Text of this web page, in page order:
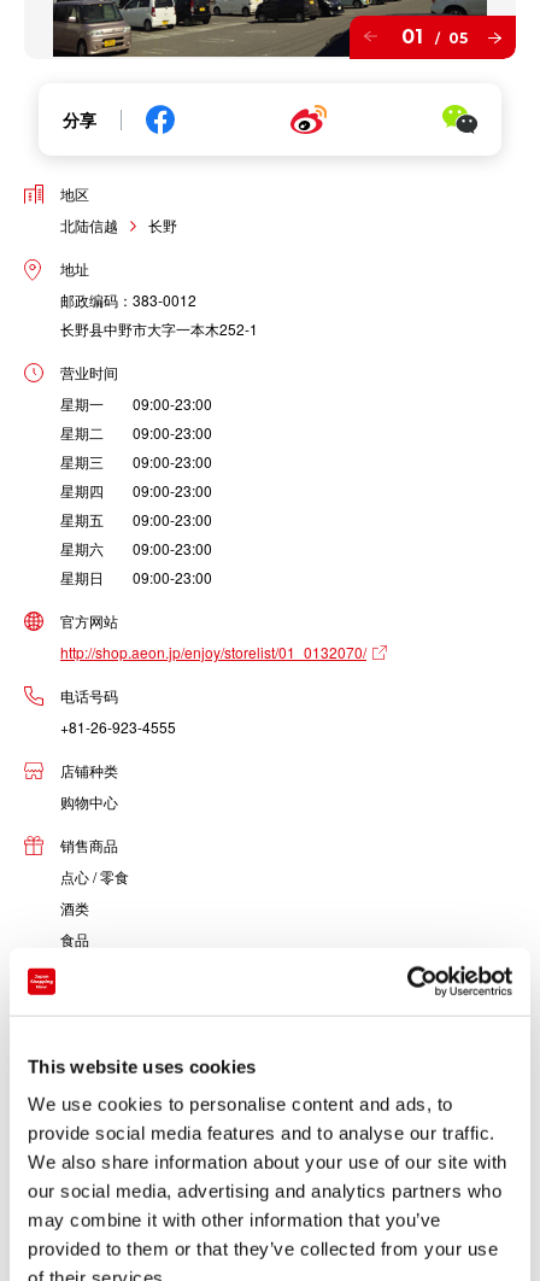
This website uses cookies
We use cookies to personalise content and ads, to
provide social media features and to analyse our traffic.
We also share information about your use of our site with
our social media, advertising and analytics partners who
may combine it with other information that you’ve
provided to them or that they’ve collected from your use
01 / 05
分享
地区
北陆信越
长野
地址
邮政编码：383-0012
长野县中野市大字一本木252-1
营业时间
星期一 09:00-23:00
星期二 09:00-23:00
星期三 09:00-23:00
星期四 09:00-23:00
星期五 09:00-23:00
星期六 09:00-23:00
星期日 09:00-23:00
官方网站
http://shop.aeon.jp/enjoy/storelist/01_0132070/
电话号码
+81-26-923-4555
店铺种类
购物中心
销售商品
点心 / 零食
酒类
食品
女装・服饰・包
婴幼儿用品
电子产品 / 数码设备
珠宝 / 首饰
钟表 / 眼镜
玩具 / 游戏
角色 / 动漫